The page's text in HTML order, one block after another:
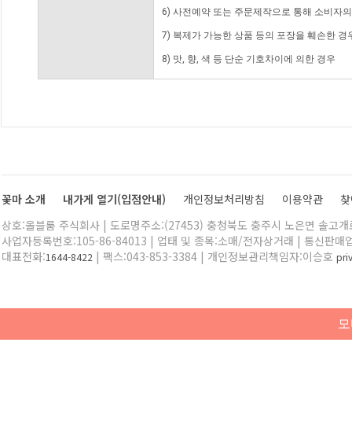
6) 사전예약 또는 주문제작으로 통해 소비자
7) 복제가 가능한 상품 등의 포장을 훼손한 경
8) 맛, 향, 색 등 단순 기호차이에 의한 경우
꽃마 소개 내가게 열기(입점안내) 개인정보처리방침 이용약관
상호:올블룸 주식회사 | 도로명주소:(27453) 충청북도 충주시 노은면 솔고
사업자등록번호:105-86-84013 | 업태 및 종목:소매/전자상거래 | 통신판매
대표전화:1644-8422 | 팩스:043-853-3384 | 개인정보관리책임자:이승호